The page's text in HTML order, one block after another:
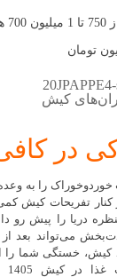
هزار تومان
کیش
در
را به
تفریحات کیش
دریا را پیش رو
می‌تواند بعد
کیش، خستگی شما را